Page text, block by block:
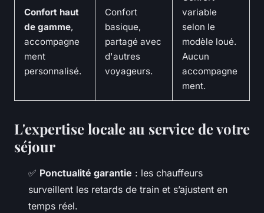
Confort haut
de gamme,
accompagne
ment
personnalisé.
Confort
basique,
partagé avec
d'autres
voyageurs.
variable
selon le
modèle loué.
Aucun
accompagne
ment.
L'expertise locale au service de votre
séjour
✅ Ponctualité garantie : les chauffeurs
surveillent les retards de train et s’ajustent en
temps réel.